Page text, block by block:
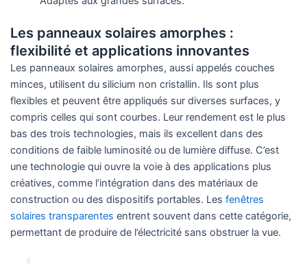
Les panneaux solaires amorphes :
flexibilité et applications innovantes
Les panneaux solaires amorphes, aussi appelés couches
minces, utilisent du silicium non cristallin. Ils sont plus
flexibles et peuvent être appliqués sur diverses surfaces, y
compris celles qui sont courbes. Leur rendement est le plus
bas des trois technologies, mais ils excellent dans des
conditions de faible luminosité ou de lumière diffuse. C’est
une technologie qui ouvre la voie à des applications plus
créatives, comme l’intégration dans des matériaux de
construction ou des dispositifs portables. Les fenêtres
solaires transparentes entrent souvent dans cette catégorie,
permettant de produire de l’électricité sans obstruer la vue.